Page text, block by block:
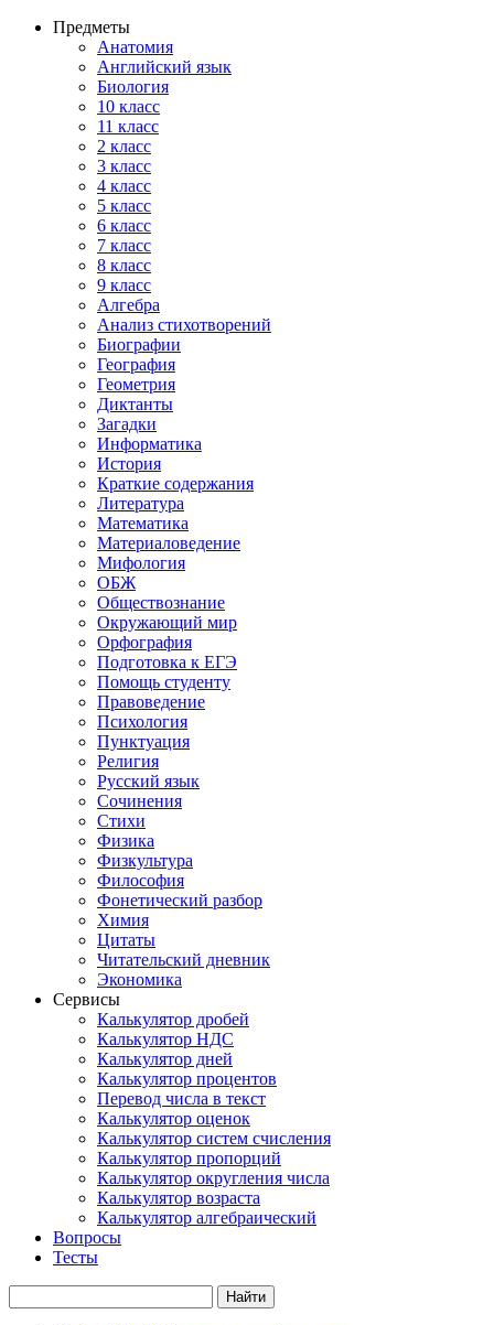
Предметы
Анатомия
Английский язык
Биология
10 класс
11 класс
2 класс
3 класс
4 класс
5 класс
6 класс
7 класс
8 класс
9 класс
Алгебра
Анализ стихотворений
Биографии
География
Геометрия
Диктанты
Загадки
Информатика
История
Краткие содержания
Литература
Математика
Материаловедение
Мифология
ОБЖ
Обществознание
Окружающий мир
Орфография
Подготовка к ЕГЭ
Помощь студенту
Правоведение
Психология
Пунктуация
Религия
Русский язык
Сочинения
Стихи
Физика
Физкультура
Философия
Фонетический разбор
Химия
Цитаты
Читательский дневник
Экономика
Сервисы
Калькулятор дробей
Калькулятор НДС
Калькулятор дней
Калькулятор процентов
Перевод числа в текст
Калькулятор оценок
Калькулятор систем счисления
Калькулятор пропорций
Калькулятор округления числа
Калькулятор возраста
Калькулятор алгебраический
Вопросы
Тесты
Найти